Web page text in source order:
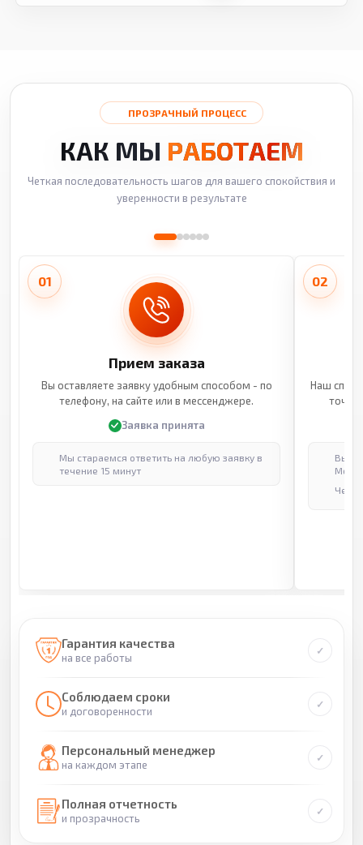
ПРОЗРАЧНЫЙ ПРОЦЕСС
КАК МЫ РАБОТАЕМ
Четкая последовательность шагов для вашего спокойствия и
уверенности в результате
01
Прием заказа
Вы оставляете заявку удобным способом - по
телефону, на сайте или в мессенджере.
Заявка принята
Мы стараемся ответить на любую заявку в
течение 15 минут
02
Наш
Гарантия качества
на все работы
Соблюдаем сроки
и договоренности
Персональный менеджер
на каждом этапе
Полная отчетность
и прозрачность